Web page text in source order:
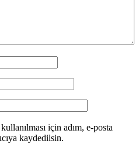
için adım, e-posta
kaydedilsin.